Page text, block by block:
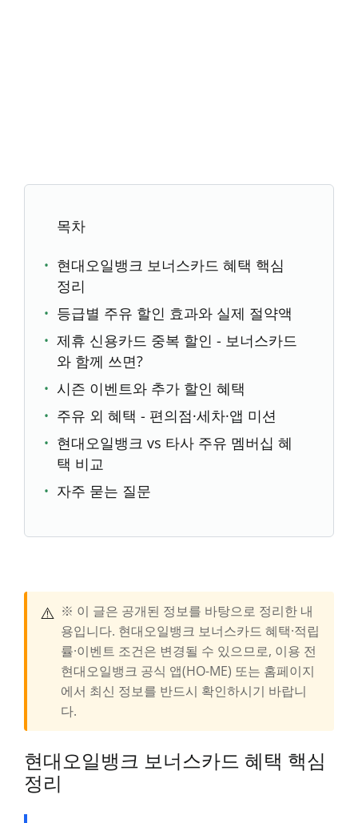
목차
현대오일뱅크 보너스카드 혜택 핵심
정리
등급별 주유 할인 효과와 실제 절약액
제휴 신용카드 중복 할인 - 보너스카드
와 함께 쓰면?
시즌 이벤트와 추가 할인 혜택
주유 외 혜택 - 편의점·세차·앱 미션
현대오일뱅크 vs 타사 주유 멤버십 혜
택 비교
자주 묻는 질문
⚠️ ※ 이 글은 공개된 정보를 바탕으로 정리한 내
용입니다. 현대오일뱅크 보너스카드 혜택·적립
률·이벤트 조건은 변경될 수 있으므로, 이용 전
현대오일뱅크 공식 앱(HO-ME) 또는 홈페이지
에서 최신 정보를 반드시 확인하시기 바랍니
다.
현대오일뱅크 보너스카드 혜택 핵심
정리